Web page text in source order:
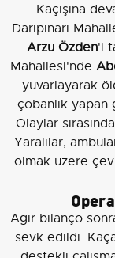
Kaçışına
Darıpınarı
Arzu Özden'i
Mahallesi'nde
yuvarlayarak
çobanlık yapan
Olaylar
Yaralılar,
olmak üzere
Ağır bilanço
sevk edildi.